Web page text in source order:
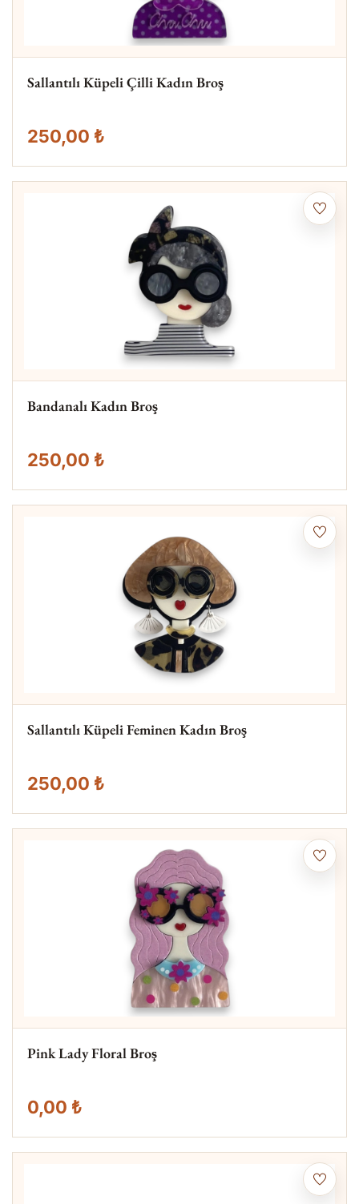
Sallantılı Küpeli Çilli Kadın Broş
250,00 ₺
Bandanalı Kadın Broş
250,00 ₺
Sallantılı Küpeli Feminen Kadın Broş
250,00 ₺
Pink Lady Floral Broş
0,00 ₺